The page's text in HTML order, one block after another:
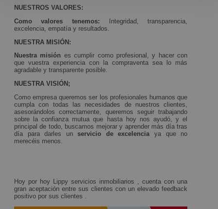
NUESTROS VALORES:
Como valores tenemos: Integridad, transparencia,
excelencia, empatía y resultados.
NUESTRA MISIÓN:
Nuestra misión es cumplir como profesional, y hacer con
que vuestra experiencia con la compraventa sea lo más
agradable y transparente posible.
NUESTRA VISIÓN;
Como empresa queremos ser los profesionales humanos que
cumpla con todas las necesidades de nuestros clientes,
asesorándolos correctamente, queremos seguir trabajando
sobre la confianza mutua que hasta hoy nos ayudó, y el
principal de todo, buscamos mejorar y aprender más día tras
día para darles unservicio de excelencia ya que no
merecéis menos.
Hoy por hoy Lippy servicios inmobiliarios , cuenta con una
gran aceptación entre sus clientes con un elevado feedback
positivo por sus clientes .